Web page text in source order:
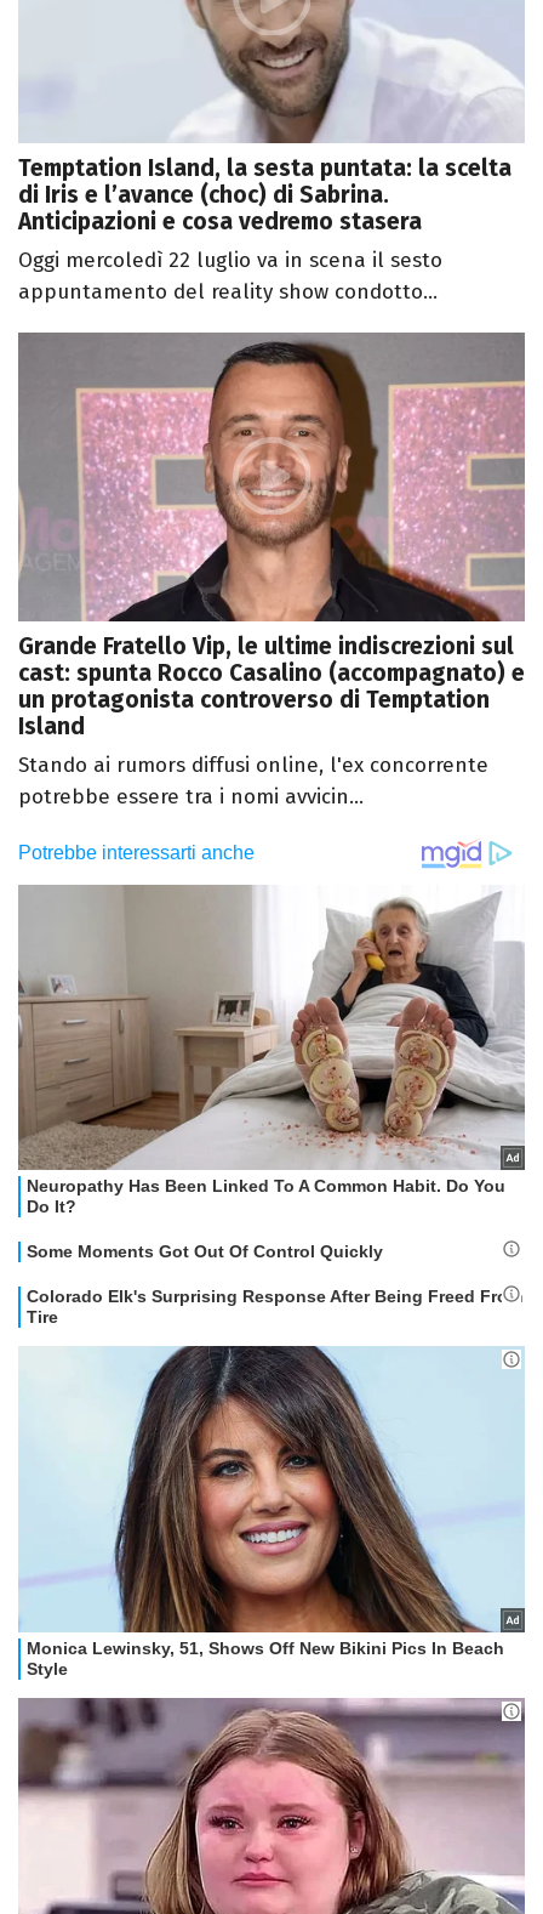
Temptation Island, la sesta puntata: la scelta
di Iris e l’avance (choc) di Sabrina.
Anticipazioni e cosa vedremo stasera
Oggi mercoledì 22 luglio va in scena il sesto
appuntamento del reality show condotto...
Grande Fratello Vip, le ultime indiscrezioni sul
cast: spunta Rocco Casalino (accompagnato) e
un protagonista controverso di Temptation
Island
Stando ai rumors diffusi online, l'ex concorrente
potrebbe essere tra i nomi avvicin...